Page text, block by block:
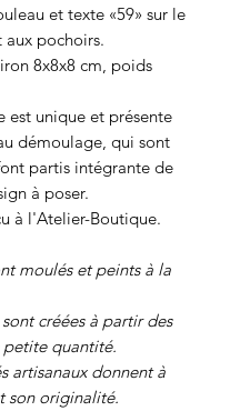
et texte «59» sur le
aux pochoirs.
8x8x8 cm, poids
est unique et présente
démoulage, qui sont
partis intégrante de
à poser.
à l'Atelier-Boutique.
moulés et peints à la
créées à partir des
petite quantité.
artisanaux donnent à
son originalité.